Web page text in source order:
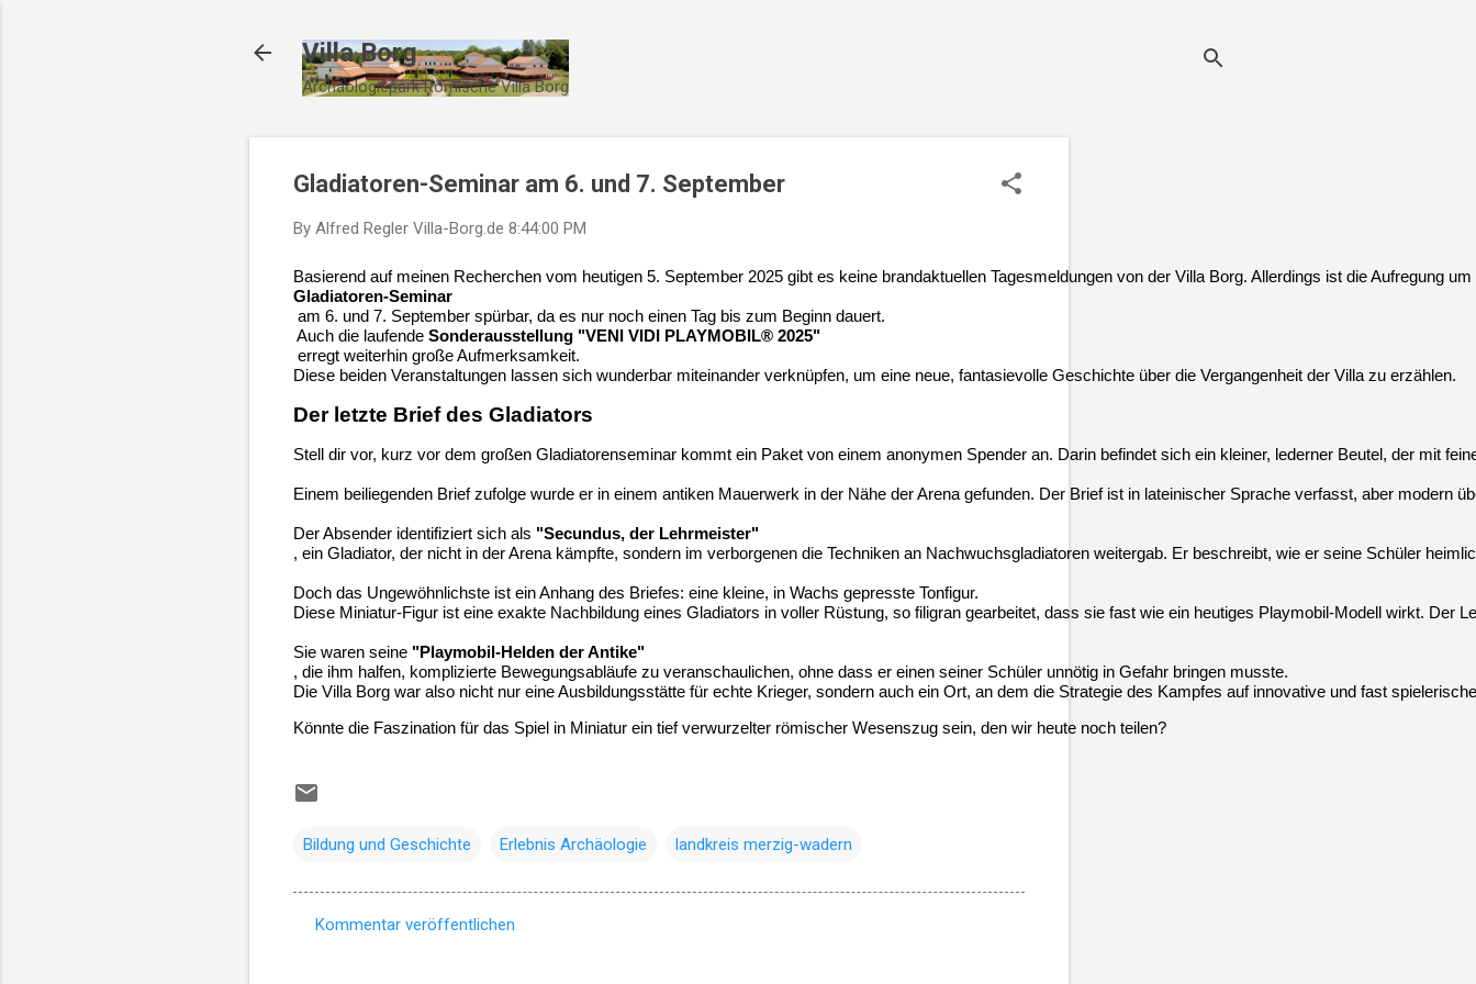
Villa Borg
Archäologiepark Römische Villa Borg
Gladiatoren-Seminar am 6. und 7. September
By Alfred Regler Villa-Borg.de 8:44:00 PM
Basierend auf meinen Recherchen vom heutigen 5. September 2025 gibt es keine brandaktuellen Tagesmeldungen von der Villa Borg. Allerdings ist die Aufregung
Gladiatoren-Seminar
am 6. und 7. September spürbar, da es nur noch einen Tag bis zum Beginn dauert.
Auch die laufende Sonderausstellung "VENI VIDI PLAYMOBIL® 2025"
erregt weiterhin große Aufmerksamkeit.
Diese beiden Veranstaltungen lassen sich wunderbar miteinander verknüpfen, um eine neue, fantasievolle Geschichte über die Vergangenheit der Villa zu erzählen.
Der letzte Brief des Gladiators
Stell dir vor, kurz vor dem großen Gladiatorenseminar kommt ein Paket von einem anonymen Spender an. Darin befindet sich ein kleiner, lederner Beutel, der mit
Einem beiliegenden Brief zufolge wurde er in einem antiken Mauerwerk in der Nähe der Arena gefunden. Der Brief ist in lateinischer Sprache verfasst, aber modern
Der Absender identifiziert sich als "Secundus, der Lehrmeister"
, ein Gladiator, der nicht in der Arena kämpfte, sondern im verborgenen die Techniken an Nachwuchsgladiatoren weitergab. Er beschreibt, wie er seine Schüler
Doch das Ungewöhnlichste ist ein Anhang des Briefes: eine kleine, in Wachs gepresste Tonfigur.
Diese Miniatur-Figur ist eine exakte Nachbildung eines Gladiators in voller Rüstung, so filigran gearbeitet, dass sie fast wie ein heutiges Playmobil-Modell wirkt.
Sie waren seine "Playmobil-Helden der Antike"
, die ihm halfen, komplizierte Bewegungsabläufe zu veranschaulichen, ohne dass er einen seiner Schüler unnötig in Gefahr bringen musste.
Die Villa Borg war also nicht nur eine Ausbildungsstätte für echte Krieger, sondern auch ein Ort, an dem die Strategie des Kampfes auf innovative und fast
Könnte die Faszination für das Spiel in Miniatur ein tief verwurzelter römischer Wesenszug sein, den wir heute noch teilen?
Bildung und Geschichte Erlebnis Archäologie landkreis merzig-wadern
Kommentar veröffentlichen